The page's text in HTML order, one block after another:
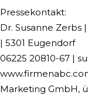
Pressekontakt:
Dr. Susanne Zerbs
| 5301 Eugendorf
06225 20810-67 |
Marketing GmbH,